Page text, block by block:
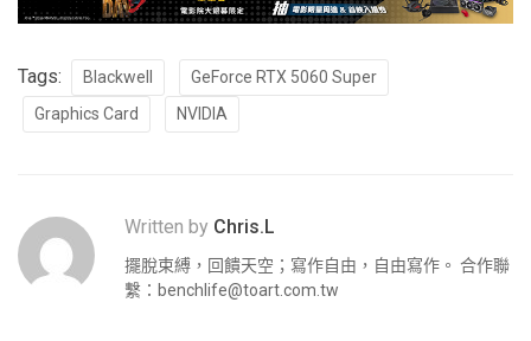
Tags: Blackwell
GeForce RTX 5060 Super
Graphics Card
NVIDIA
Written by Chris.L
擺脫束縛，回饋天空；寫作自由，自由寫作。 合作聯
繫： benchlife@toart.com.tw